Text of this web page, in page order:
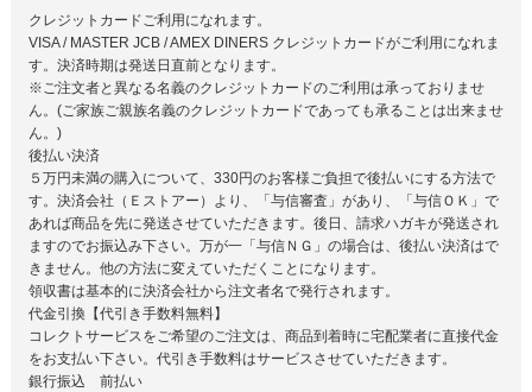
クレジットカードご利用になれます。
VISA / MASTER JCB / AMEX DINERS クレジットカードがご利用になれま
す。決済時期は発送日直前となります。
※ご注文者と異なる名義のクレジットカードのご利用は承っておりませ
ん。(ご家族ご親族名義のクレジットカードであっても承ることは出来ませ
ん。)
後払い決済
５万円未満の購入について、330円のお客様ご負担で後払いにする方法で
す。決済会社（Ｅストアー）より、「与信審査」があり、「与信ＯＫ」で
あれば商品を先に発送させていただきます。後日、請求ハガキが発送され
ますのでお振込み下さい。万が一「与信ＮＧ」の場合は、後払い決済はで
きません。他の方法に変えていただくことになります。
領収書は基本的に決済会社から注文者名で発行されます。
代金引換【代引き手数料無料】
コレクトサービスをご希望のご注文は、商品到着時に宅配業者に直接代金
をお支払い下さい。代引き手数料はサービスさせていただきます。
銀行振込 前払い